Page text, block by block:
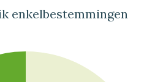
enkelbestemmingen